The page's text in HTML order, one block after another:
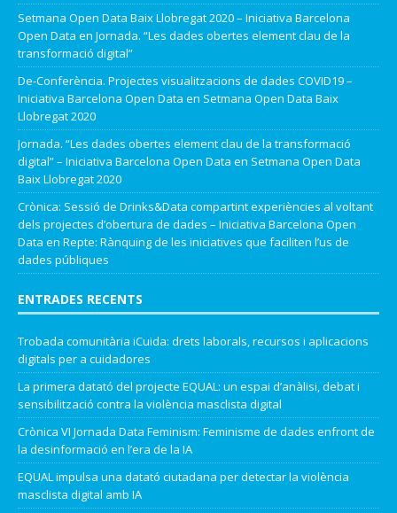
Setmana Open Data Baix Llobregat 2020 – Iniciativa Barcelona
Open Data en Jornada. “Les dades obertes element clau de la
transformació digital”
De-Conferència. Projectes visualitzacions de dades COVID19 –
Iniciativa Barcelona Open Data en Setmana Open Data Baix
Llobregat 2020
Jornada. “Les dades obertes element clau de la transformació
digital” – Iniciativa Barcelona Open Data en Setmana Open Data
Baix Llobregat 2020
Crònica: Sessió de Drinks&Data compartint experiències al voltant
dels projectes d’obertura de dades – Iniciativa Barcelona Open
Data en Repte: Rànquing de les iniciatives que faciliten l’us de
dades públiques
ENTRADES RECENTS
Trobada comunitària iCuida: drets laborals, recursos i aplicacions
digitals per a cuidadores
La primera datató del projecte EQUAL: un espai d’anàlisi, debat i
sensibilització contra la violència masclista digital
Crònica VI Jornada Data Feminism: Feminisme de dades enfront de
la desinformació en l’era de la IA
EQUAL impulsa una datató ciutadana per detectar la violència
masclista digital amb IA